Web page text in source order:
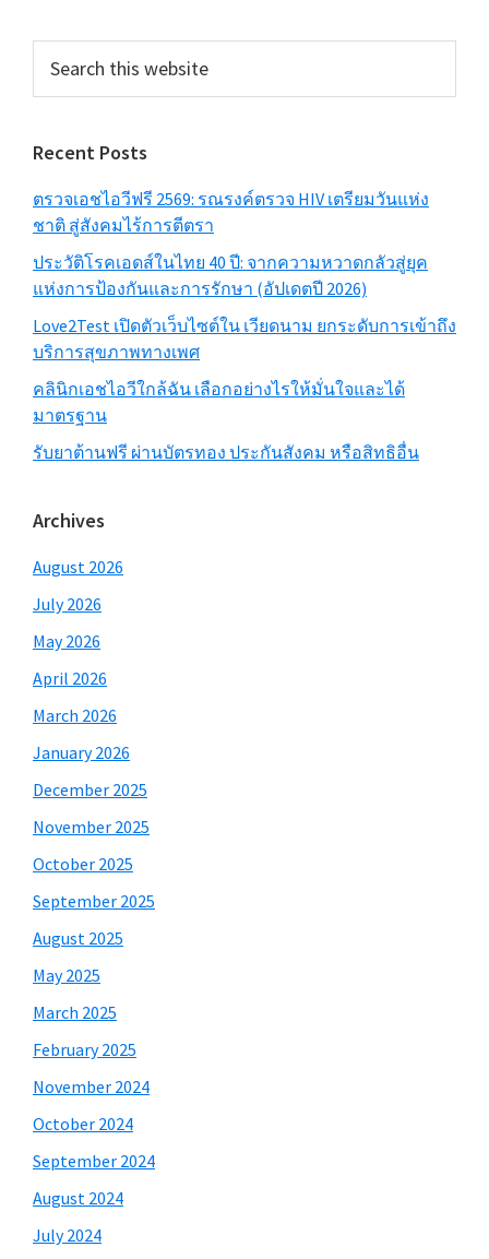
this
Recent Posts
ตรวจเอชไอวีฟรี 2569: รณรงค์ตรวจ HIV เตรียมวันแห่ง
ชาติ สู่สังคมไร้การตีตรา
ประวัติโรคเอดส์ในไทย 40 ปี: จากความหวาดกลัวสู่ยุค
แห่งการป้องกันและการรักษา (อัปเดตปี 2026)
Love2Test เปิดตัวเว็บไซต์ใน เวียดนาม ยกระดับการเข้าถึง
บริการสุขภาพทางเพศ
คลินิกเอชไอวีใกล้ฉัน เลือกอย่างไรให้มั่นใจและได้
มาตรฐาน
รับยาต้านฟรี ผ่านบัตรทอง ประกันสังคม หรือสิทธิอื่น
Archives
August 2026
July 2026
May 2026
April 2026
March 2026
January 2026
December 2025
November 2025
October 2025
September 2025
August 2025
May 2025
March 2025
February 2025
November 2024
October 2024
September 2024
August 2024
July 2024